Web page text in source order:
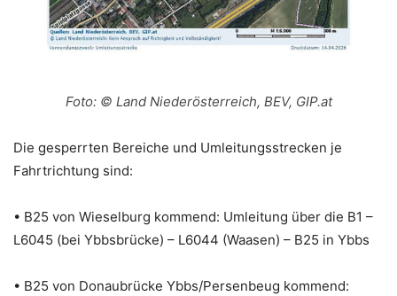
Foto: © Land Niederösterreich, BEV, GIP.at
Die gesperrten Bereiche und Umleitungsstrecken je
Fahrtrichtung sind:
• B25 von Wieselburg kommend: Umleitung über die B1 –
L6045 (bei Ybbsbrücke) – L6044 (Waasen) – B25 in Ybbs
• B25 von Donaubrücke Ybbs/Persenbeug kommend: